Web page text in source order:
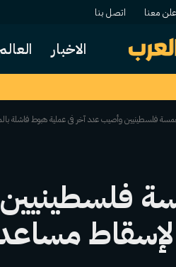
معنا اتصل بنا
الاخبار
فلسطينيين وأصيب عدد آخر في عملية هبوط فاشلة
لإسقاط